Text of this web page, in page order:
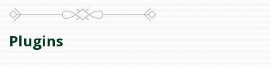
Plugins